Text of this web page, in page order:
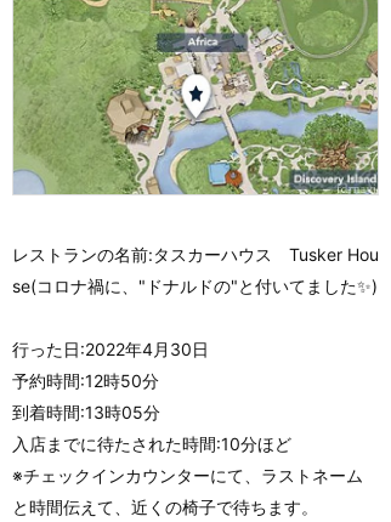
レストランの名前:タスカーハウス Tusker Hou
se(コロナ禍に、"ドナルドの"と付いてました✨)
行った日:2022年4月30日
予約時間:12時50分
到着時間:13時05分
入店までに待たされた時間:10分ほど
※チェックインカウンターにて、ラストネーム
と時間伝えて、近くの椅子で待ちます。